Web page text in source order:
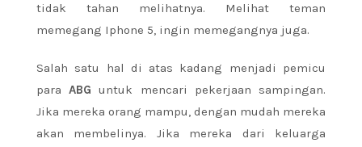
tidak tahan melihatnya. Melihat teman
memegang Iphone 5, ingin memegangnya juga.
Salah satu hal di atas kadang menjadi pemicu
paraABG untuk mencari pekerjaan sampingan.
Jika mereka orang mampu, dengan mudah mereka
akan membelinya. Jika mereka dari keluarga